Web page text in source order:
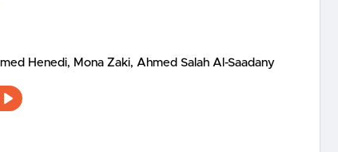
Mohamed Henedi, Mona Zaki, Ahmed Salah Al-Saadany